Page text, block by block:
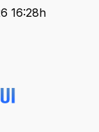
16:28h